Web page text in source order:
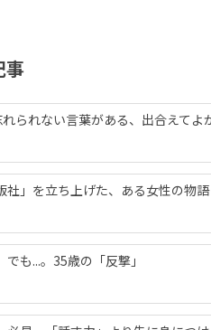
事
られない言葉がある、出合えてよ
社」を立ち上げた、ある女性の物語
も...。35歳の「反撃」